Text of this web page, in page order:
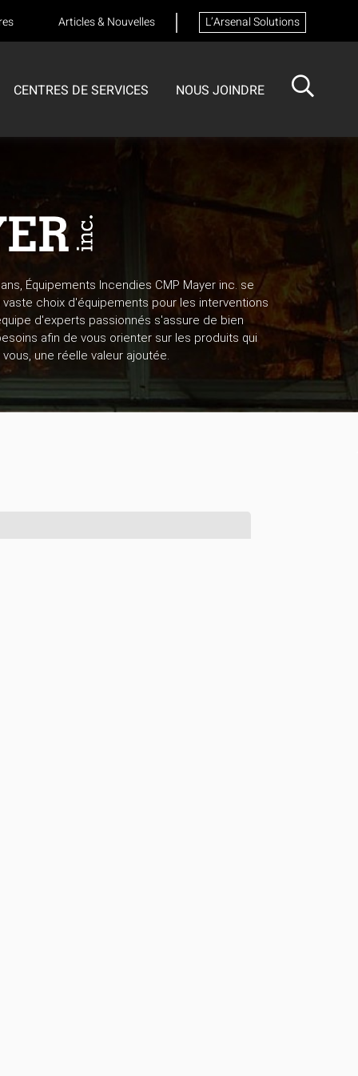
Articles & Nouvelles L’Arsenal Solutions
CENTRES DE SERVICES NOUS JOINDRE
Formation sur les appareils respiratoires
Équipements Incendies CMP Mayer inc. se
choix d'équipements pour les interventions
d'experts passionnés s'assure de bien
afin de vous orienter sur les produits qui
une réelle valeur ajoutée.